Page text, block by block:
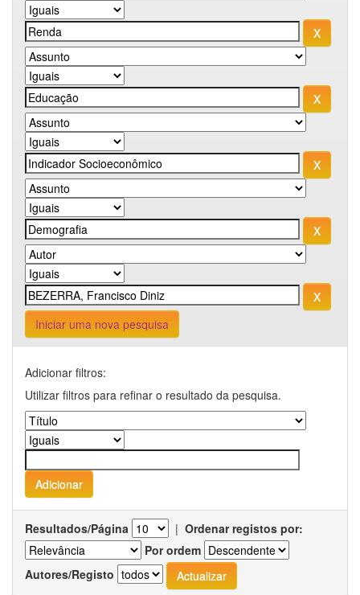
Iniciar uma nova pesquisa
Adicionar filtros:
Utilizar filtros para refinar o resultado da pesquisa.
Resultados/Página | Ordenar registos por:
Por ordem
Autores/Registo